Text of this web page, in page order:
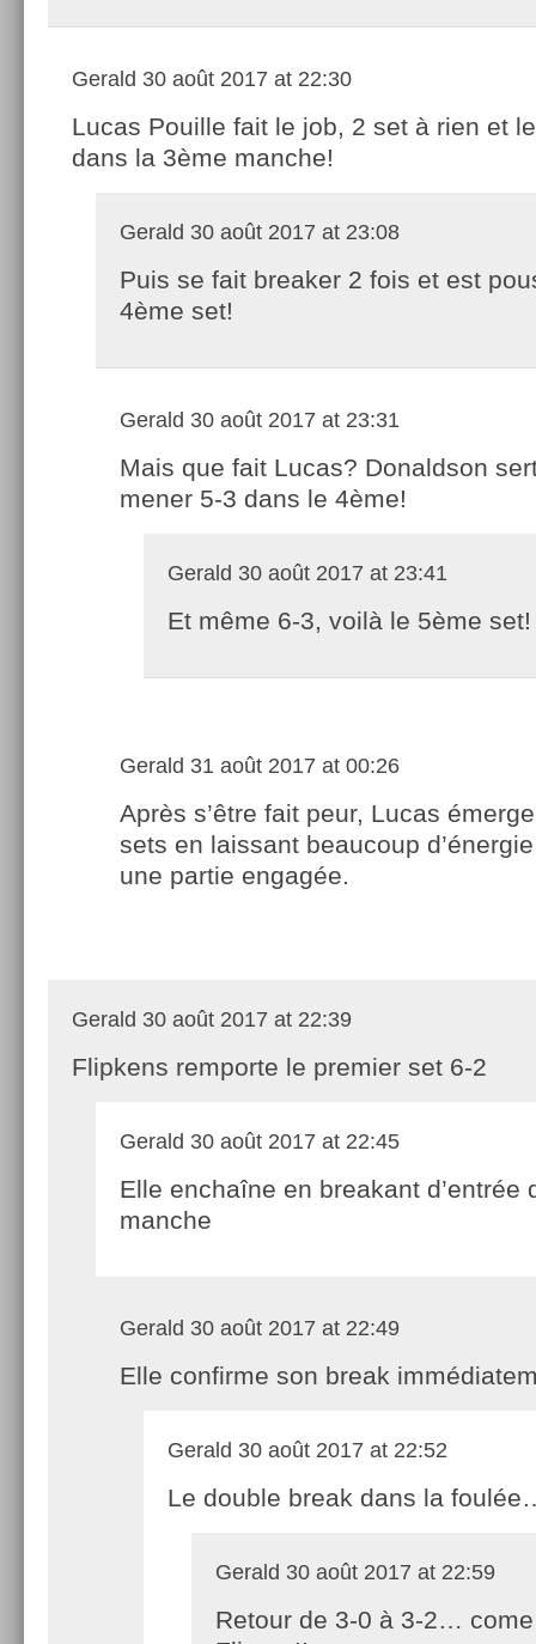
Gerald 30 août 2017 at 22:30
Lucas Pouille fait le job, 2 set à rien et
dans la 3ème manche!
Gerald 30 août 2017 at 23:08
Puis se fait breaker 2 fois et est
4ème set!
Gerald 30 août 2017 at 23:31
Mais que fait Lucas? Donaldson
mener 5-3 dans le 4ème!
Gerald 30 août 2017 at 23:41
Et même 6-3, voilà le 5ème set!
Gerald 31 août 2017 at 00:26
Après s’être fait peur, Lucas
sets en laissant beaucoup
une partie engagée.
Gerald 30 août 2017 at 22:39
Flipkens remporte le premier set 6-2
Gerald 30 août 2017 at 22:45
Elle enchaîne en breakant d’entrée
manche
Gerald 30 août 2017 at 22:49
Elle confirme son break
Gerald 30 août 2017 at 22:52
Le double break dans la
Gerald 30 août 2017 at 22:59
Retour de 3-0 à 3-2…